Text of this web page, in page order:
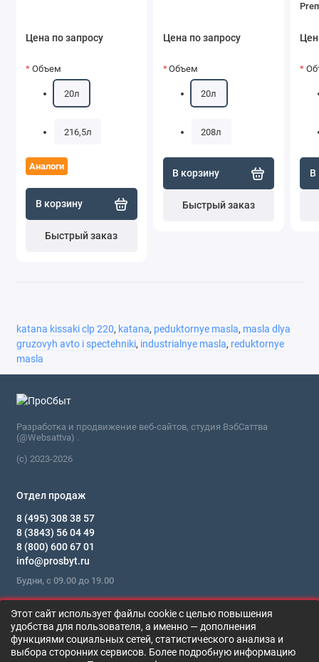
KATANA KISSAKI CLP 220
В корзину
Цена по запросу
Аналоги
Объем
20л
216,5л
В корзину
Быстрый заказ
Цена по запросу
Объем
20л
208л
В корзину
Быстрый заказ
В
katana kissaki clp 220, katana, peduktornye masla, masla dlya
gruzovyh avto i spectehniki, industrialnye masla, reduktornye
masla
Разработка и продвижение веб-сайтов, студия ВэбСаттва
(@Websattva) .
(c) 2023-2026
Отдел продаж
8 (495) 308 38 57
8 (3843) 56 04 49
8 (800) 600 67 01
info@prosbyt.ru
Будни, с 09.00 до 19.00
Этот сайт использует файлы cookie с целью повышения
удобства для пользователя, а именно — дополнения
функциями социальных сетей, статистического анализа и
выбора сторонних сервисов. Более подробную информацию